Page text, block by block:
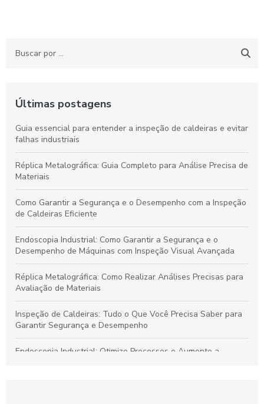
Últimas postagens
Guia essencial para entender a inspeção de caldeiras e evitar
falhas industriais
Réplica Metalográfica: Guia Completo para Análise Precisa de
Materiais
Como Garantir a Segurança e o Desempenho com a Inspeção
de Caldeiras Eficiente
Endoscopia Industrial: Como Garantir a Segurança e o
Desempenho de Máquinas com Inspeção Visual Avançada
Réplica Metalográfica: Como Realizar Análises Precisas para
Avaliação de Materiais
Inspeção de Caldeiras: Tudo o Que Você Precisa Saber para
Garantir Segurança e Desempenho
Endoscopia Industrial: Otimize Processos e Aumente a